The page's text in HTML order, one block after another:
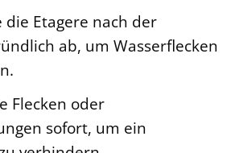
die Etagere nach der
ab, um Wasserflecken
Flecken oder
sofort, um ein